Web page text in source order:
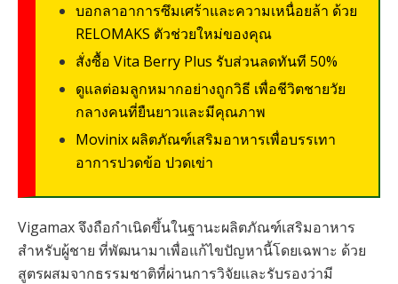
บอกลาอาการซึมเศร้าและความเหนื่อยล้า ด้วย
RELOMAKS ตัวช่วยใหม่ของคุณ
สั่งซื้อ Vita Berry Plus รับส่วนลดทันที 50%
ดูแลต่อมลูกหมากอย่างถูกวิธี เพื่อชีวิตชายวัย
กลางคนที่ยืนยาวและมีคุณภาพ
Movinix ผลิตภัณฑ์เสริมอาหารเพื่อบรรเทา
อาการปวดข้อ ปวดเข่า
Vigamax จึงถือกำเนิดขึ้นในฐานะผลิตภัณฑ์เสริมอาหาร
สำหรับผู้ชาย ที่พัฒนามาเพื่อแก้ไขปัญหานี้โดยเฉพาะ ด้วย
สูตรผสมจากธรรมชาติที่ผ่านการวิจัยและรับรองว่ามี